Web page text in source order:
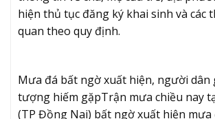
hiện thủ tục đăng ký khai sinh và các
quan theo quy định.
Mưa đá bất ngờ xuất hiện, người dân
tượng hiếm gặpTrận mưa chiều nay
(TP Đồng Nai) bất ngờ xuất hiện mưa